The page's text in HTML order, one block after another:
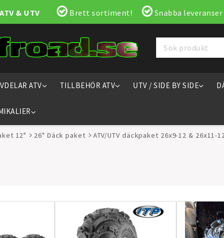
& UTV Brett sortiment! Snabba
ATV TILLBEHÖR ATV UTV / SIDE BY SIDE
12" 26" Däck paket ATV/UTV däckpaket 26x9-12 & 26x11-